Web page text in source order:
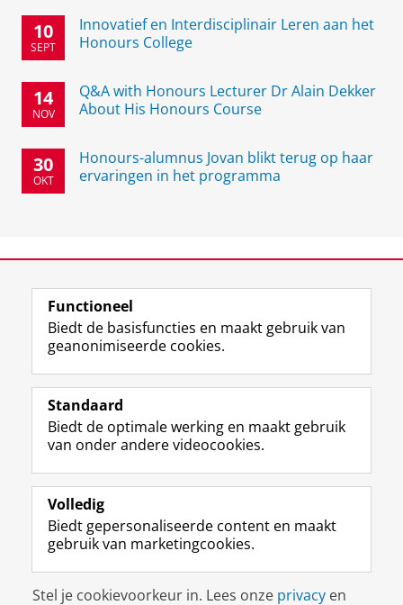
10
SEPT
Innovatief en Interdisciplinair Leren aan het
Honours College
14
NOV
Q&A with Honours Lecturer Dr Alain Dekker
About His Honours Course
30
OKT
Honours-alumnus Jovan blikt terug op haar
ervaringen in het programma
View this page in:English
Volg de RUG
F
a
e
b
o
p
a
i
n
L
i
k
e
I
-
p
g
i
R
S
-
f
e
R
k
s
I
n
t
r
m
c
c
Y
o
T
e
k
a
a
Studiekiezers
Alumni
Over ons
Disclaimer & Copyright
Functioneel
Biedt de basisfuncties en maakt gebruik van
geanonimiseerde cookies.
Standaard
Biedt de optimale werking en maakt gebruik
van onder andere videocookies.
Volledig
Biedt gepersonaliseerde content en maakt
gebruik van marketingcookies.
Stel je cookievoorkeur in. Lees onze privacy en